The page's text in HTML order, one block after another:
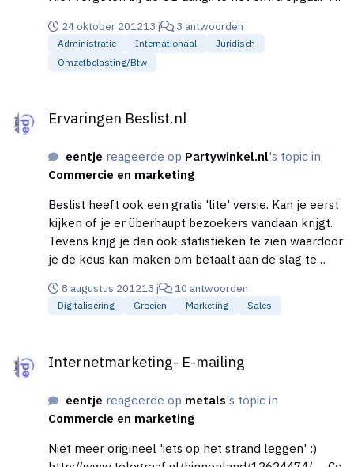
24 oktober 201213 j 3 antwoorden
Administratie Internationaal
Juridisch
Omzetbelasting/btw
Ervaringen Beslist.nl
eentje reageerde op Partywinkel.nl's topic in
Commercie en marketing
Beslist heeft ook een gratis 'lite' versie. Kan je eerst
kijken of je er überhaupt bezoekers vandaan krijgt.
Tevens krijg je dan ook statistieken te zien waardoor
je de keus kan maken om betaalt aan de slag te
8 augustus 201213 j 10 antwoorden
Digitalisering Groeien Marketing Sales
Internetmarketing- E-mailing
eentje reageerde op metals's topic in
Commercie en marketing
Niet meer origineel 'iets op het strand leggen' :)